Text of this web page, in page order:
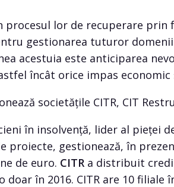
procesul lor de recuperare
gestionarea tuturor
acestuia este anticiparea
încât orice impas
societățile CITR, CIT
în insolvență, lider al pieței
proiecte, gestionează, în
de euro. CITR a distribuit
doar în 2016. CITR are 10